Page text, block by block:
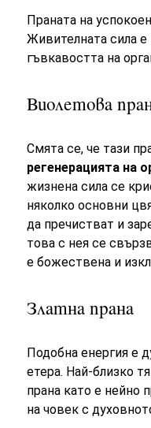
Праната на
Живителната сила
гъвкавостта на
Виолетова
Смята се, че тази
регенерацията на
жизнена сила се
няколко основни
да пречистват и
това с нея се
е божествена и
Златна прана
Подобна енергия е
етера. Най-близко
прана като е нейно
на човек с